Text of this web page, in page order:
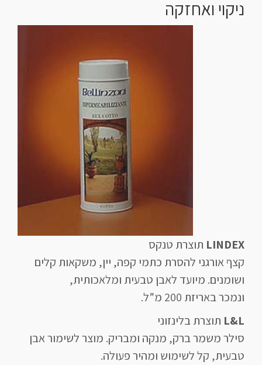
ניקוי ואחזקה
LINDEX תוצרת טנקס
קצף אורגני להסרת כתמי קפה, יין, משקאות קלים
ושומנים. מיועד לאבן טבעית ומלאכותית,
ונמכר באריזת 200 מ”ל.
L&L תוצרת בלינזוני
סילר משמר ברק, מנקה ומבריק. מוצר לשימור אבן
טבעית, קל לשימוש ומהיר פעולה.